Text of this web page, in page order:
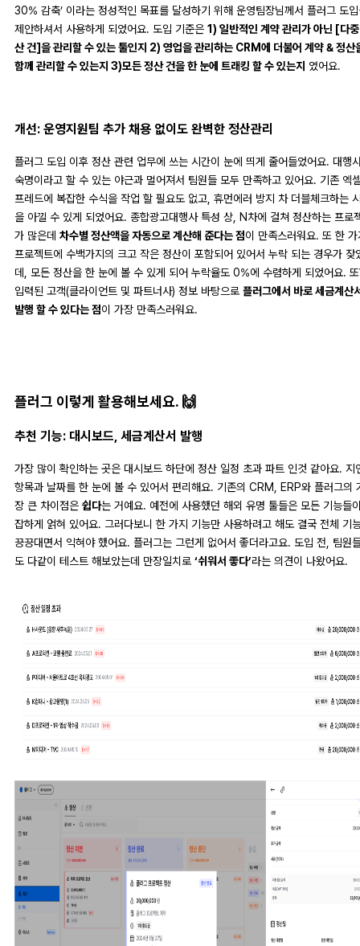
30% 감축’ 이라는 정성적인 목표를 달성하기 위해 운영팀장님께서 플러그 도
제안하셔서 사용하게 되었어요. 도입 기준은 1) 일반적인 계약 관리가 아닌 [다
산 건]을 관리할 수 있는 툴인지 2) 영업을 관리하는 CRM에 더불어 계약 & 정산
함께 관리할 수 있는지 3)모든 정산 건을 한 눈에 트래킹 할 수 있는지 였어요.
개선: 운영지원팀 추가 채용 없이도 완벽한 정산관리
플러그 도입 이후 정산 관련 업무에 쓰는 시간이 눈에 띄게 줄어들었어요. 대행
숙명이라고 할 수 있는 야근과 멀어져서 팀원들 모두 만족하고 있어요. 기존 엑
프레드에 복잡한 수식을 작업 할 필요도 없고, 휴먼에러 방지 차 더블체크하는
을 아낄 수 있게 되었어요. 종합광고대행사 특성 상, N차에 걸쳐 정산하는 프로
가 많은데 차수별 정산액을 자동으로 계산해 준다는 점이 만족스러워요. 또 한 가
프로젝트에 수백가지의 크고 작은 정산이 포함되어 있어서 누락 되는 경우가 잦
데, 모든 정산을 한 눈에 볼 수 있게 되어 누락율도 0%에 수렴하게 되었어요.
입력된 고객(클라이언트 및 파트너사) 정보 바탕으로 플러그에서 바로 세금계산
발행 할 수 있다는 점이 가장 만족스러워요.
플러그 이렇게 활용해보세요. 🙌
추천 기능: 대시보드, 세금계산서 발행
가장 많이 확인하는 곳은 대시보드 하단에 정산 일정 초과 파트 인것 같아요. 지
항목과 날짜를 한 눈에 볼 수 있어서 편리해요. 기존의 CRM, ERP와 플러그의
장 큰 차이점은 쉽다는 거예요. 예전에 사용했던 해외 유명 툴들은 모든 기능들
잡하게 얽혀 있어요. 그러다보니 한 가지 기능만 사용하려고 해도 결국 전체 기
끙끙대면서 익혀야 했어요. 플러그는 그런게 없어서 좋더라고요. 도입 전, 팀원
도 다같이 테스트 해보았는데 만장일치로 ‘쉬워서 좋다’라는 의견이 나왔어요.